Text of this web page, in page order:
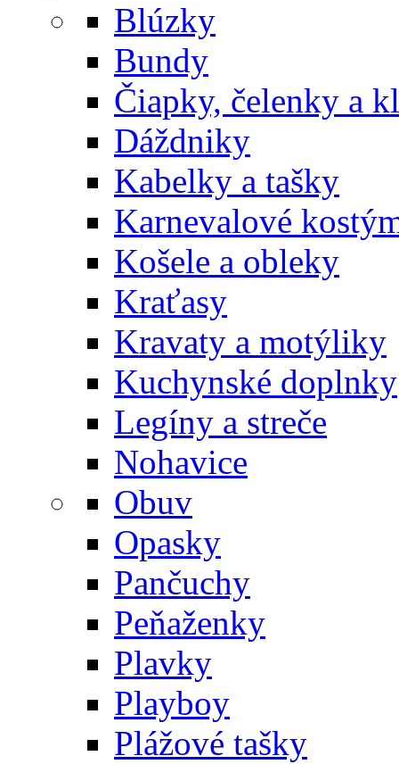
Blúzky
Bundy
Čiapky, čelenky a
Dáždniky
Kabelky a tašky
Karnevalové
Košele a obleky
Kraťasy
Kravaty a motýliky
Kuchynské doplnky
Legíny a streče
Nohavice
Obuv
Opasky
Pančuchy
Peňaženky
Plavky
Playboy
Plážové tašky